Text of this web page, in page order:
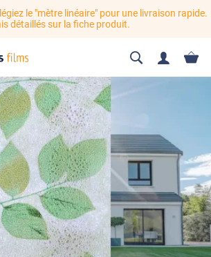
le "mètre linéaire" pour une livraison rapide.
détaillés sur la fiche produit.